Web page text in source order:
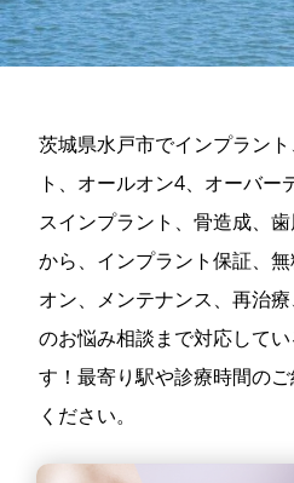
茨城県水戸市でインプラン
ト、オールオン4、オーバー
スインプラント、骨造成、
から、インプラント保証、
オン、メンテナンス、再治
のお悩み相談まで対応して
す！最寄り駅や診療時間の
ください。